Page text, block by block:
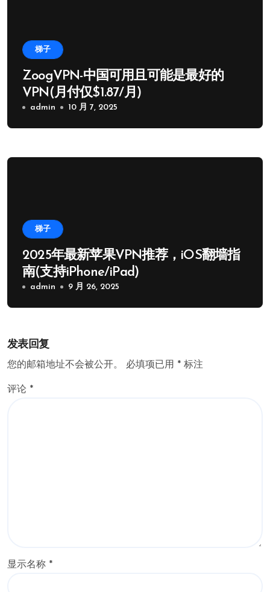
梯子
ZoogVPN-中国可用且可能是最好的
VPN(月付仅$1.87/月)
admin 10 月 7, 2025
梯子
2025年最新苹果VPN推荐，iOS翻墙指
南(支持iPhone/iPad)
admin 9 月 26, 2025
发表回复
您的邮箱地址不会被公开。 必填项已用 * 标注
评论 *
显示名称 *